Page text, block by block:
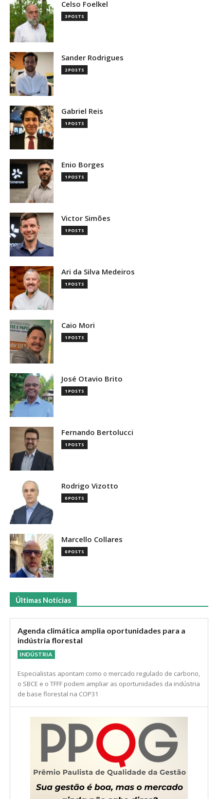
Celso Foelkel
3 POSTS
Sander Rodrigues
2 POSTS
Gabriel Reis
1 POSTS
Enio Borges
1 POSTS
Victor Simões
1 POSTS
Ari da Silva Medeiros
1 POSTS
Caio Mori
1 POSTS
José Otavio Brito
1 POSTS
Fernando Bertolucci
1 POSTS
Rodrigo Vizotto
0 POSTS
Marcello Collares
0 POSTS
Últimas Notícias
Agenda climática amplia oportunidades para a
indústria florestal
INDÚSTRIA
Especialistas apontam como o mercado regulado de carbono,
o SBCE e o TFFF podem ampliar as oportunidades da indústria
de base florestal na COP31